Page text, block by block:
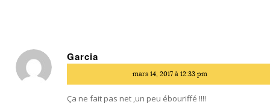
Garcia
:
mars 14, 2017 à 12:33 pm
Ça ne fait pas net ,un peu ébouriffé !!!!